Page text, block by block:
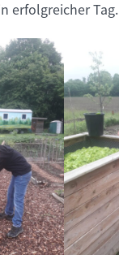
erfolgreicher Tag.